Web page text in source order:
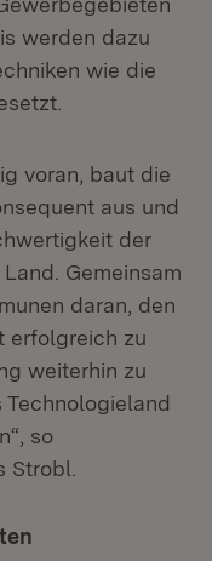
werden dazu
wie die
voran, baut die
aus und
der
Gemeinsam
daran, den
erfolgreich zu
weiterhin zu
so
Strobl.